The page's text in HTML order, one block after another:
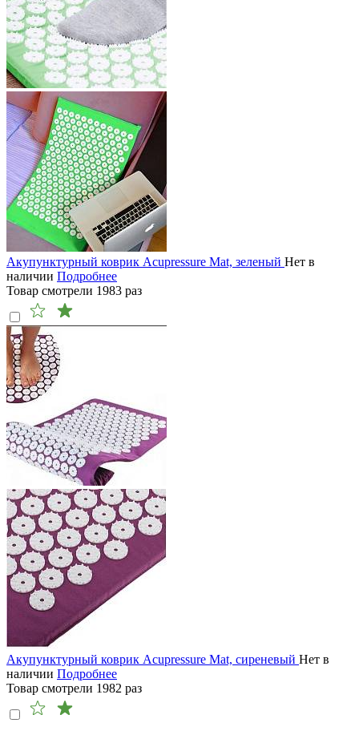
Акупунктурный коврик Acupressure Mat, зеленый Нет в
наличии Подробнее
Товар смотрели 1983 раз
Акупунктурный коврик Acupressure Mat, сиреневый Нет в
наличии Подробнее
Товар смотрели 1982 раз